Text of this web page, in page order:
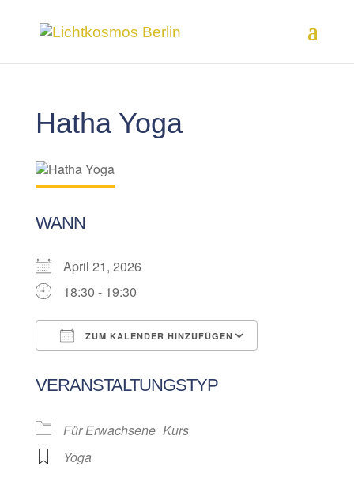
Hatha Yoga
WANN
April 21, 2026
18:30 - 19:30
ZUM KALENDER HINZUFÜGEN
VERANSTALTUNGSTYP
Für Erwachsene Kurs
Yoga